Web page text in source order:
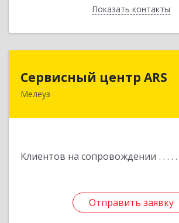
Показать контакты
Назад
Сервисный центр ARS
Мелеуз
Клиентов на сопровождении
Отправить заявку
Отправить заявку